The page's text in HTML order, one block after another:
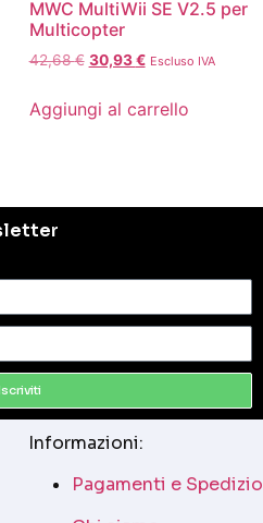
MWC MultiWii SE V2.5 per
Multicopter
42,68€ 30,93€ Escluso IVA
Aggiungi al carrello
Informazioni:
Pagamenti e